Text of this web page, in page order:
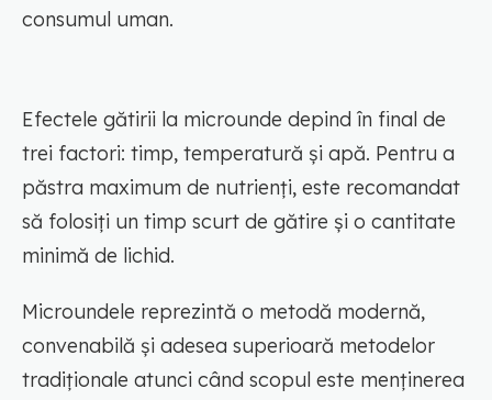
consumul uman.
Efectele gătirii la microunde depind în final de
trei factori: timp, temperatură și apă. Pentru a
păstra maximum de nutrienți, este recomandat
să folosiți un timp scurt de gătire și o cantitate
minimă de lichid.
Microundele reprezintă o metodă modernă,
convenabilă și adesea superioară metodelor
tradiționale atunci când scopul este menținerea